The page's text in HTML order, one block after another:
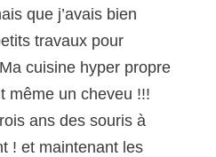
que j’avais bien
travaux pour
cuisine hyper propre
même un cheveu !!!
ans des souris à
! et maintenant les